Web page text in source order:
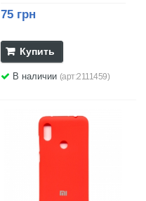
75 грн
Купить
В наличии (арт:2111459)